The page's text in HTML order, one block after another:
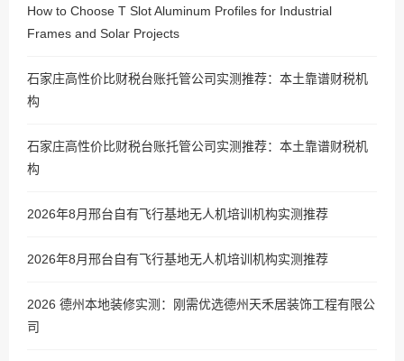
How to Choose T Slot Aluminum Profiles for Industrial
Frames and Solar Projects
石家庄高性价比财税台账托管公司实测推荐：本土靠谱财税机
构
石家庄高性价比财税台账托管公司实测推荐：本土靠谱财税机
构
2026年8月邢台自有飞行基地无人机培训机构实测推荐
2026年8月邢台自有飞行基地无人机培训机构实测推荐
2026 德州本地装修实测：刚需优选德州天禾居装饰工程有限公
司